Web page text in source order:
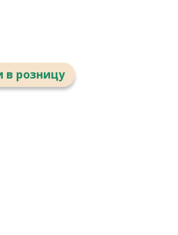
в розницу